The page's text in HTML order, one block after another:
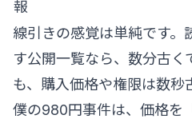
報
線引きの感覚は単純です。
す公開一覧なら、数分古く
も、購入価格や権限は数秒
僕の980円事件は、価格を